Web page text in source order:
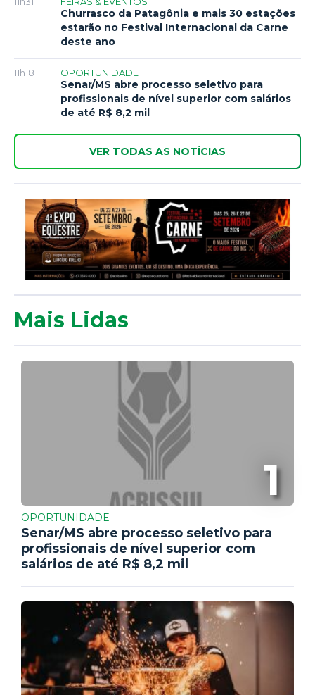
Churrasco da Patagônia e mais 30 estações
estarão no Festival Internacional da Carne
deste ano
11h18 OPORTUNIDADE
Senar/MS abre processo seletivo para
profissionais de nível superior com salários
de até R$ 8,2 mil
VER TODAS AS NOTÍCIAS
Mais Lidas
1
OPORTUNIDADE
Senar/MS abre processo seletivo para
profissionais de nível superior com
salários de até R$ 8,2 mil